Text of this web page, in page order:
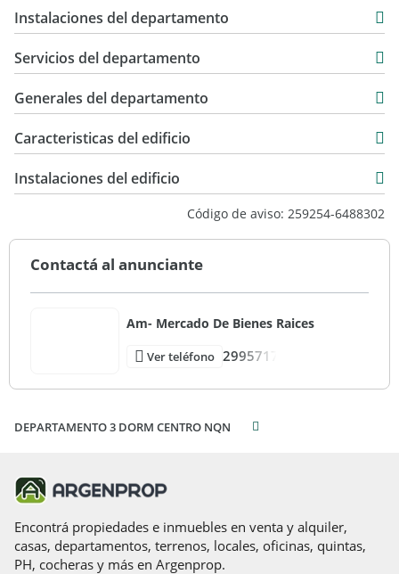
175 m2
Instalaciones del departamento
Servicios del departamento
Generales del departamento
Caracteristicas del edificio
Torre
Instalaciones del edificio
Código de aviso: 259254-6488302
Contactá al anunciante
Am- Mercado De Bienes Raices
Ver teléfono 2995717
DEPARTAMENTO 3 DORM CENTRO NQN
Encontrá propiedades e inmuebles en venta y alquiler,
casas, departamentos, terrenos, locales, oficinas, quintas,
PH, cocheras y más en Argenprop.